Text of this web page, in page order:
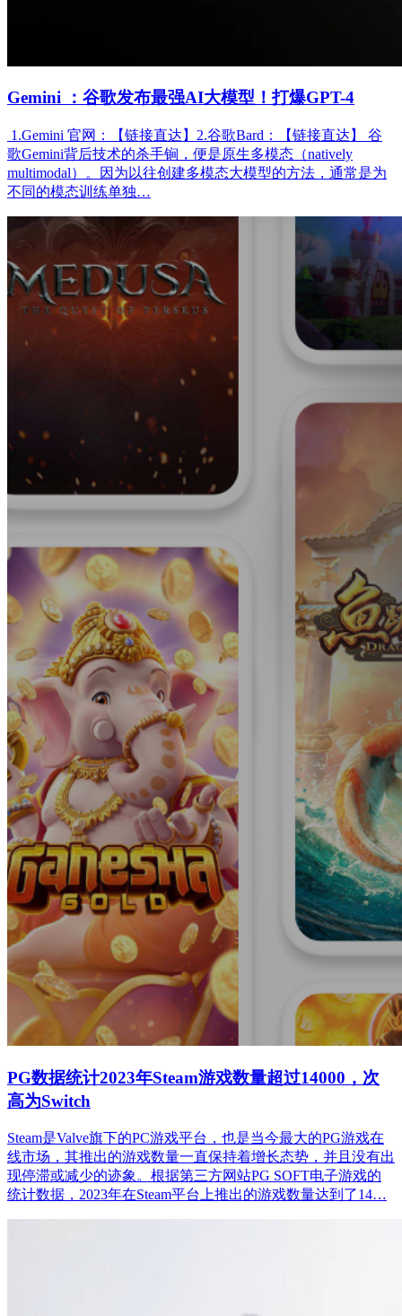
Gemini ：谷歌发布最强AI大模型！打爆GPT-4
1.Gemini 官网：【链接直达】2.谷歌Bard：【链接直达】 谷
歌Gemini背后技术的杀手锏，便是原生多模态（natively
multimodal）。因为以往创建多模态大模型的方法，通常是为
不同的模态训练单独…
PG数据统计2023年Steam游戏数量超过14000，次
高为Switch
Steam是Valve旗下的PC游戏平台，也是当今最大的PG游戏在
线市场，其推出的游戏数量一直保持着增长态势，并且没有出
现停滞或减少的迹象。根据第三方网站PG SOFT电子游戏的
统计数据，2023年在Steam平台上推出的游戏数量达到了14…